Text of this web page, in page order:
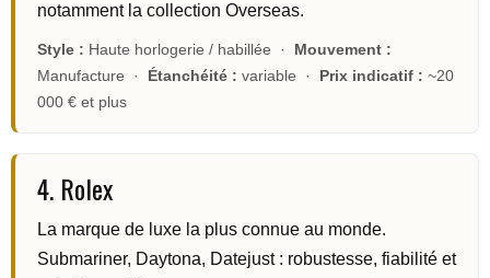
notamment la collection Overseas.
Style : Haute horlogerie / habillée · Mouvement :
Manufacture · Étanchéité : variable · Prix indicatif : ~20
000 € et plus
4. Rolex
La marque de luxe la plus connue au monde.
Submariner, Daytona, Datejust : robustesse, fiabilité et